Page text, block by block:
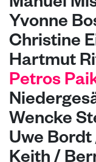
Manuel
Yvonne
Christine
Hartmut
Petros
Wencke
Uwe Bordt